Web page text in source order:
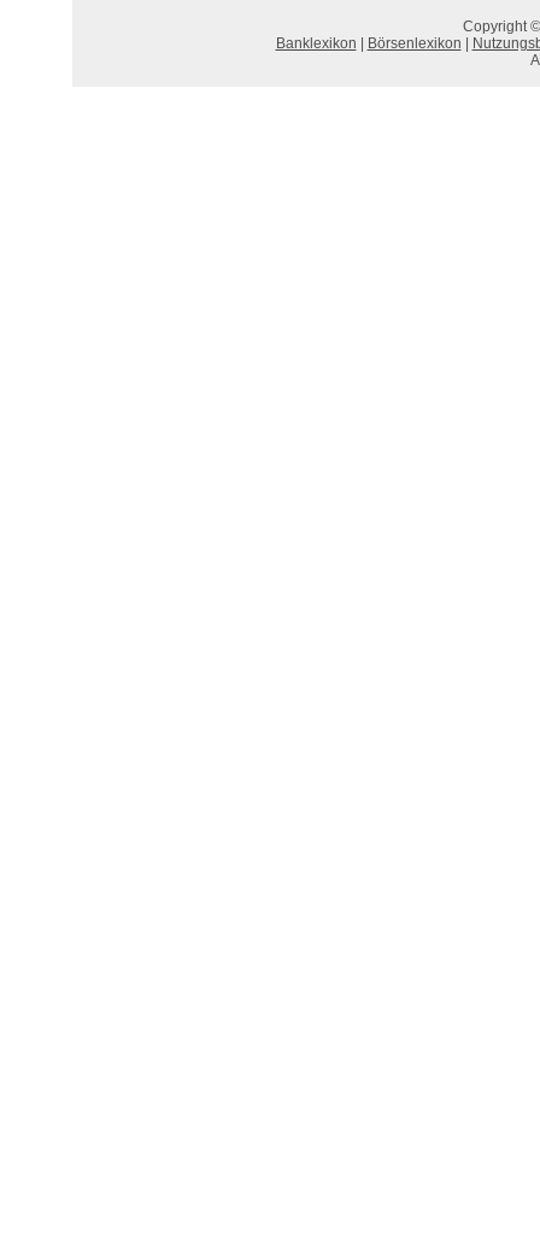
Copyright
Banklexikon
Börsenlexikon